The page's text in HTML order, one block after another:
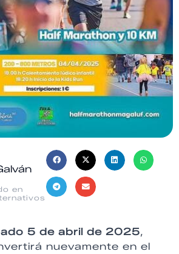
en
5 de abril de 2025,
nuevamente en el